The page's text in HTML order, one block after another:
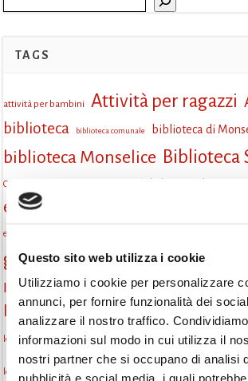
Questo sito web utilizza i cookie
Utilizziamo i cookie per personalizzare
annunci, per fornire funzionalità dei
analizzare il nostro traffico.
informazioni sul modo in cui utilizza il
nostri partner che si occupano di analisi
pubblicità e social media, i quali
TAGS
attività per bambini Attività per ragazzi
biblioteca biblioteca comunale biblioteca di
biblioteca Monselice Biblioteca
Centro per il libro e la lettura
eventi culturali
eventi Monselice
gruppo di lettura incontri di lettura
Informazioni laboratori creativi laboratorio
la strada di mattoni gialli
lettura ad alta voce lettura condivisa lettura
letture ad alta voce libri come semi